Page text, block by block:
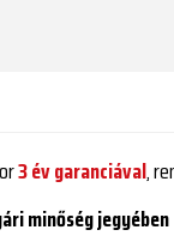
3 év garanciával,
minőség jegyében